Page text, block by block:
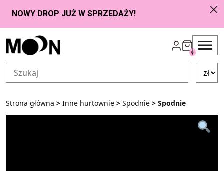
Przejdź do zawartości
0
Strona główna > Inne hurtownie > Spodnie > Spodnie